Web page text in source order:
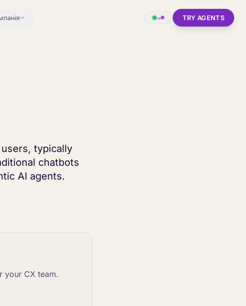
TRY AGENTS
typically
chatbots
AI agents.
your CX team.